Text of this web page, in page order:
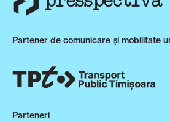
Partener de comunicare și mobilitate
Parteneri